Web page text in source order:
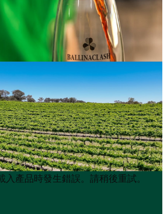
入產品時發生錯誤。請稍後重試。